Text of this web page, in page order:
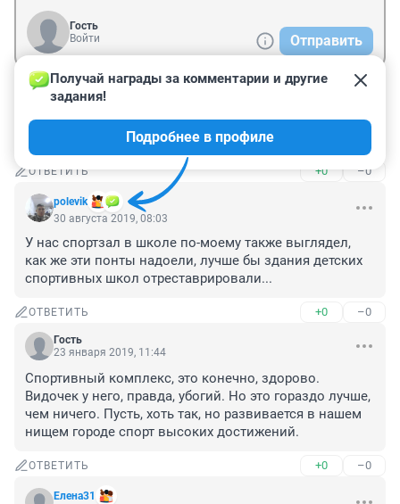
Гость
Войти
Отправить
Гость
Цены видели у Жени...
ОТВЕТИТЬ +0 –0
polevik
Получай награды за комментарии и другие
задания!
Подробнее в профиле
30 августа 2019, 08:03
У нас спортзал в школе по-моему также выглядел,
как же эти понты надоели, лучше бы здания детских
спортивных школ отреставрировали...
ОТВЕТИТЬ +0 –0
Гость
23 января 2019, 11:44
Спортивный комплекс, это конечно, здорово.
Видочек у него, правда, убогий. Но это гораздо лучше,
чем ничего. Пусть, хоть так, но развивается в нашем
нищем городе спорт высоких достижений.
ОТВЕТИТЬ +0 –0
Елена31